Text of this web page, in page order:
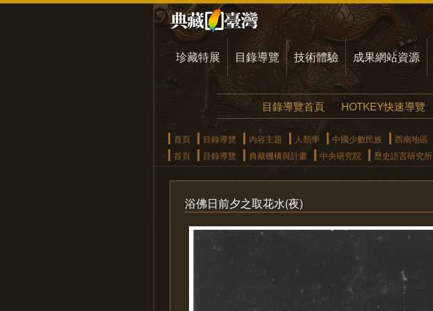
珍藏特展 目錄導覽 技術體驗 成果網站資源
目錄導覽首頁 HOTKEY快速導覽
首頁 目錄導覽 內容主題 人類學 中國少數民族 西南地區
首頁
目錄導覽 典藏機構與計畫 中央研究院 歷史語言研究所
浴佛日前夕之取花水(夜)